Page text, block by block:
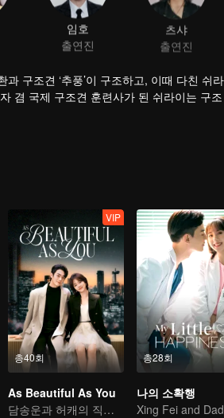
임호
출연진
츠샤
출연진
구조견 ‘추풍’이 구조하고, 이때 다친 쉬
겸 국제 구조견 훈련사가 된 쉬라이는 구
이는 이에 굴하지 않고 구조대의 명예를 되
진스촨의 파트너가 된 쉬라이는 탄탄한
‘추풍'의 그늘에서 벗어나도록 돕는다. 기
총40회
VIP
As Beautiful As You
담송운과 허캐의 직장 합력
총28회
나의 소확행